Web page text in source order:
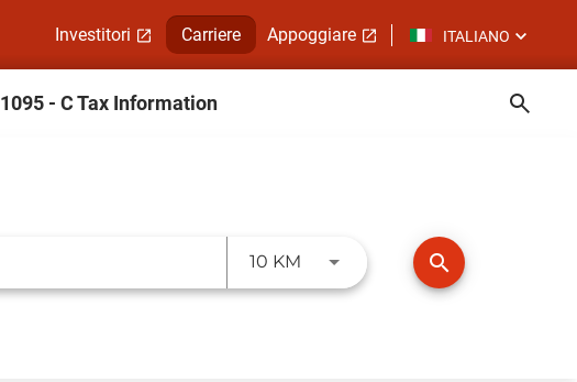
Investitori Carriere Appoggiare ITALIANO
1095 - C Tax Information
10 KM search